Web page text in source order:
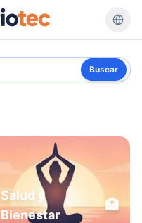
Buscar
Salud y
Bienestar
🏥